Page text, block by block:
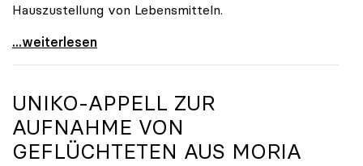
Hauszustellung von Lebensmitteln.
Online-Kampagne „UNInteressant?“ legt Fokus auf
...weiterlesen
UNIKO-APPELL ZUR
AUFNAHME VON
GEFLÜCHTETEN AUS MORIA